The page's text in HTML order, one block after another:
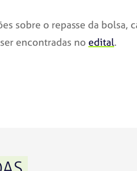
sobre o repasse da
encontradas no edital.